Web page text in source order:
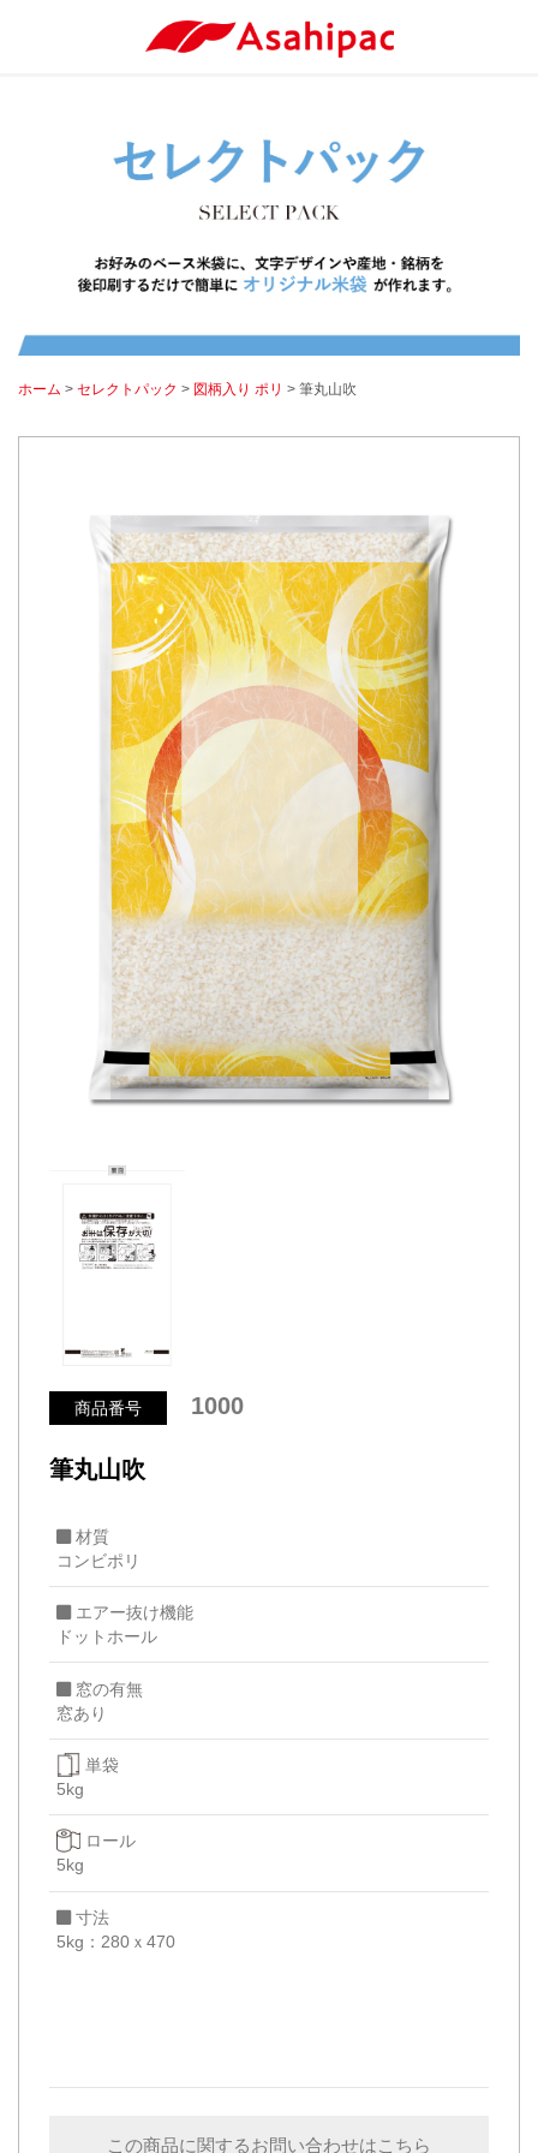
ホーム > セレクトパック > 図柄入り ポリ > 筆丸山吹
商品番号 1000
筆丸山吹
材質
コンビポリ
エアー抜け機能
ドットホール
窓の有無
窓あり
単袋
5kg
ロール
5kg
寸法
5kg：280ｘ470
この商品に関するお問い合わせはこちら